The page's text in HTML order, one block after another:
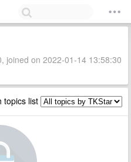
joined on 2022-01-14 13:58:30
topics list